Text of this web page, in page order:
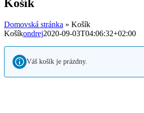
Košík
Domovská stránka » Košík
Košíkondrej2020-09-03T04:06:32+02:00
Váš košík je prázdny.